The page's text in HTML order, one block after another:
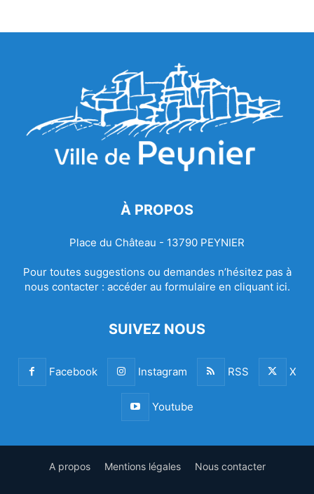
À PROPOS
Place du Château - 13790 PEYNIER
Pour toutes suggestions ou demandes n’hésitez pas à
nous contacter : accéder au formulaire en cliquant ici.
SUIVEZ NOUS
Facebook Instagram RSS X
Youtube
A propos Mentions légales Nous contacter